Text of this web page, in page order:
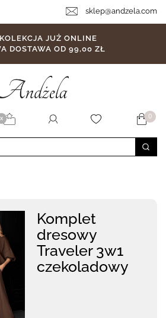
sklep@andzela.com
JUŻ ONLINE
DOSTAWA OD 99,00 ZŁ
X 0
Komplet
dresowy
Traveler 3w1
czekoladowy